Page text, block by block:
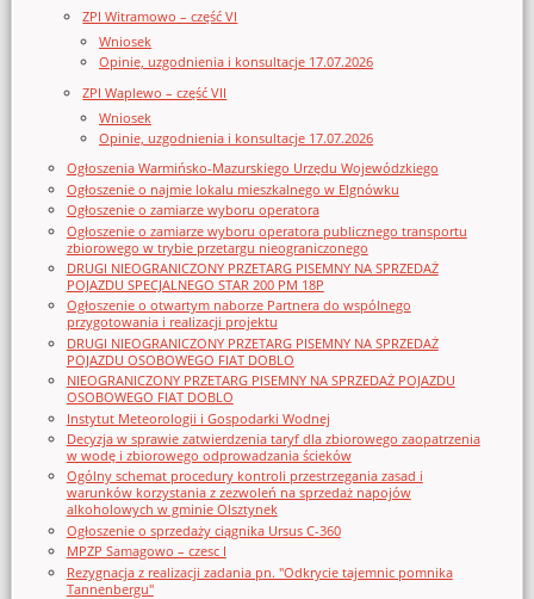
ZPI Witramowo – część VI
Wniosek
Opinie, uzgodnienia i konsultacje 17.07.2026
ZPI Waplewo – część VII
Wniosek
Opinie, uzgodnienia i konsultacje 17.07.2026
Ogłoszenia Warmińsko-Mazurskiego Urzędu Wojewódzkiego
Ogłoszenie o najmie lokalu mieszkalnego w Elgnówku
Ogłoszenie o zamiarze wyboru operatora
Ogłoszenie o zamiarze wyboru operatora publicznego transportu
zbiorowego w trybie przetargu nieograniczonego
DRUGI NIEOGRANICZONY PRZETARG PISEMNY NA SPRZEDAŻ
POJAZDU SPECJALNEGO STAR 200 PM 18P
Ogłoszenie o otwartym naborze Partnera do wspólnego
przygotowania i realizacji projektu
DRUGI NIEOGRANICZONY PRZETARG PISEMNY NA SPRZEDAŻ
POJAZDU OSOBOWEGO FIAT DOBLO
NIEOGRANICZONY PRZETARG PISEMNY NA SPRZEDAŻ POJAZDU
OSOBOWEGO FIAT DOBLO
Instytut Meteorologii i Gospodarki Wodnej
Decyzja w sprawie zatwierdzenia taryf dla zbiorowego zaopatrzenia
w wodę i zbiorowego odprowadzania ścieków
Ogólny schemat procedury kontroli przestrzegania zasad i
warunków korzystania z zezwoleń na sprzedaż napojów
alkoholowych w gminie Olsztynek
Ogłoszenie o sprzedaży ciągnika Ursus C-360
MPZP Samagowo – czesc I
Rezygnacja z realizacji zadania pn. "Odkrycie tajemnic pomnika
Tannenbergu"